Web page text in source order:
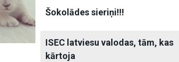
Šokolādes sieriņi!!!
ISEC latviesu valodas, tām, kas
kārtoja